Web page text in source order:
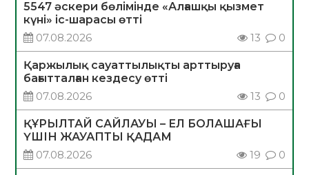
5547 әскери бөлімінде «Алғашқы қызмет
күні» іс-шарасы өтті
07.08.2026
13 0
Қаржылық сауаттылықты арттыруға
бағытталған кездесу өтті
07.08.2026
13 0
ҚҰРЫЛТАЙ САЙЛАУЫ – ЕЛ БОЛАШАҒЫ
ҮШІН ЖАУАПТЫ ҚАДАМ
07.08.2026
19 0